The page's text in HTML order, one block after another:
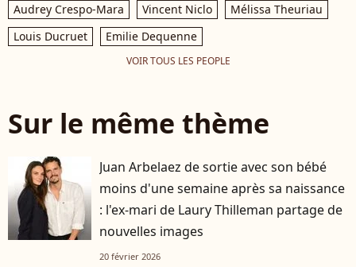
Audrey Crespo-Mara
Vincent Niclo
Mélissa Theuriau
Louis Ducruet
Emilie Dequenne
VOIR TOUS LES PEOPLE
Sur le même thème
Juan Arbelaez de sortie avec son bébé
moins d'une semaine après sa naissance
: l'ex-mari de Laury Thilleman partage de
nouvelles images
20 février 2026